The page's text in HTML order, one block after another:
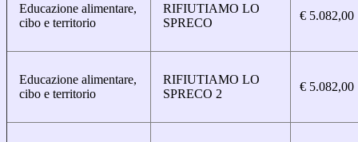
Educazione alimentare,
cibo e territorio
RIFIUTIAMO LO
SPRECO
€ 5.082,00
Educazione alimentare,
cibo e territorio
RIFIUTIAMO LO
SPRECO 2
€ 5.082,00